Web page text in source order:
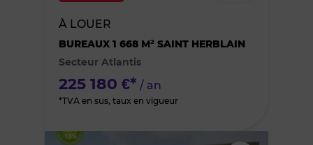
À LOUER
BUREAUX 1 668 M² SAINT HERBLAIN
Secteur Atlantis
225 180 €* / an
*TVA en sus, taux en vigueur